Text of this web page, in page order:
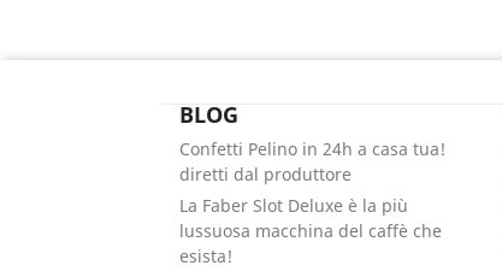
BLOG
Confetti Pelino in 24h a casa tua!
diretti dal produttore
La Faber Slot Deluxe è la più
lussuosa macchina del caffè che
esista!